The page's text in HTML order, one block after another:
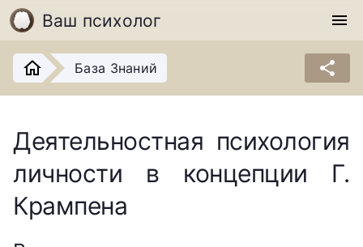
Ваш психолог menu
База Знаний share
Деятельностная психология
личности в концепции Г.
Крампена